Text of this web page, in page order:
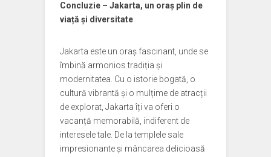
Concluzie – Jakarta, un oraș plin de
viață și diversitate
Jakarta este un oraș fascinant, unde se
îmbină armonios tradiția și
modernitatea. Cu o istorie bogată, o
cultură vibrantă și o mulțime de atracții
de explorat, Jakarta îți va oferi o
vacanță memorabilă, indiferent de
interesele tale. De la templele sale
impresionante și mâncarea delicioasă